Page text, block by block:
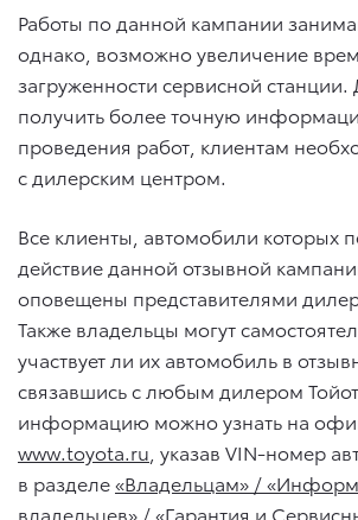
Работы по данной кампании
однако, возможно увеличение
загруженности сервисной станции.
получить более точную
проведения работ, клиентам
с дилерским центром.
Все клиенты, автомобили которых
действие данной отзывной
оповещены представителями
Также владельцы могут
участвует ли их автомобиль в
связавшись с любым дилером
информацию можно узнать на
www.toyota.ru , указав VIN-номер
в разделе«Владельцам» /
владельцев» / «Гарантия и